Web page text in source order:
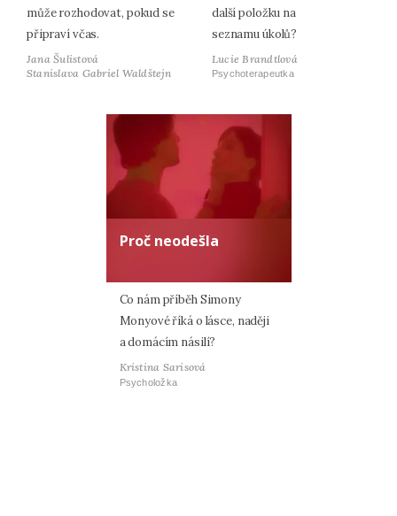
může rozhodovat, pokud se
připraví včas.
Jana Šulistová
Stanislava Gabriel Waldštejn
další položku na
seznamu úkolů?
Lucie Brandtlová
Psychoterapeutka
Proč neodešla
Co nám příběh Simony
Monyové říká o lásce, naději
a domácím násilí?
Kristina Sarisová
Psycholožka